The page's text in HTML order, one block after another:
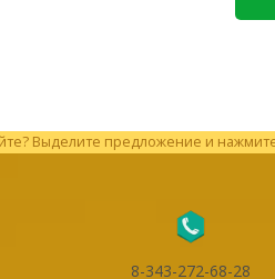
Выделите предложение и
8-343-272-68-28